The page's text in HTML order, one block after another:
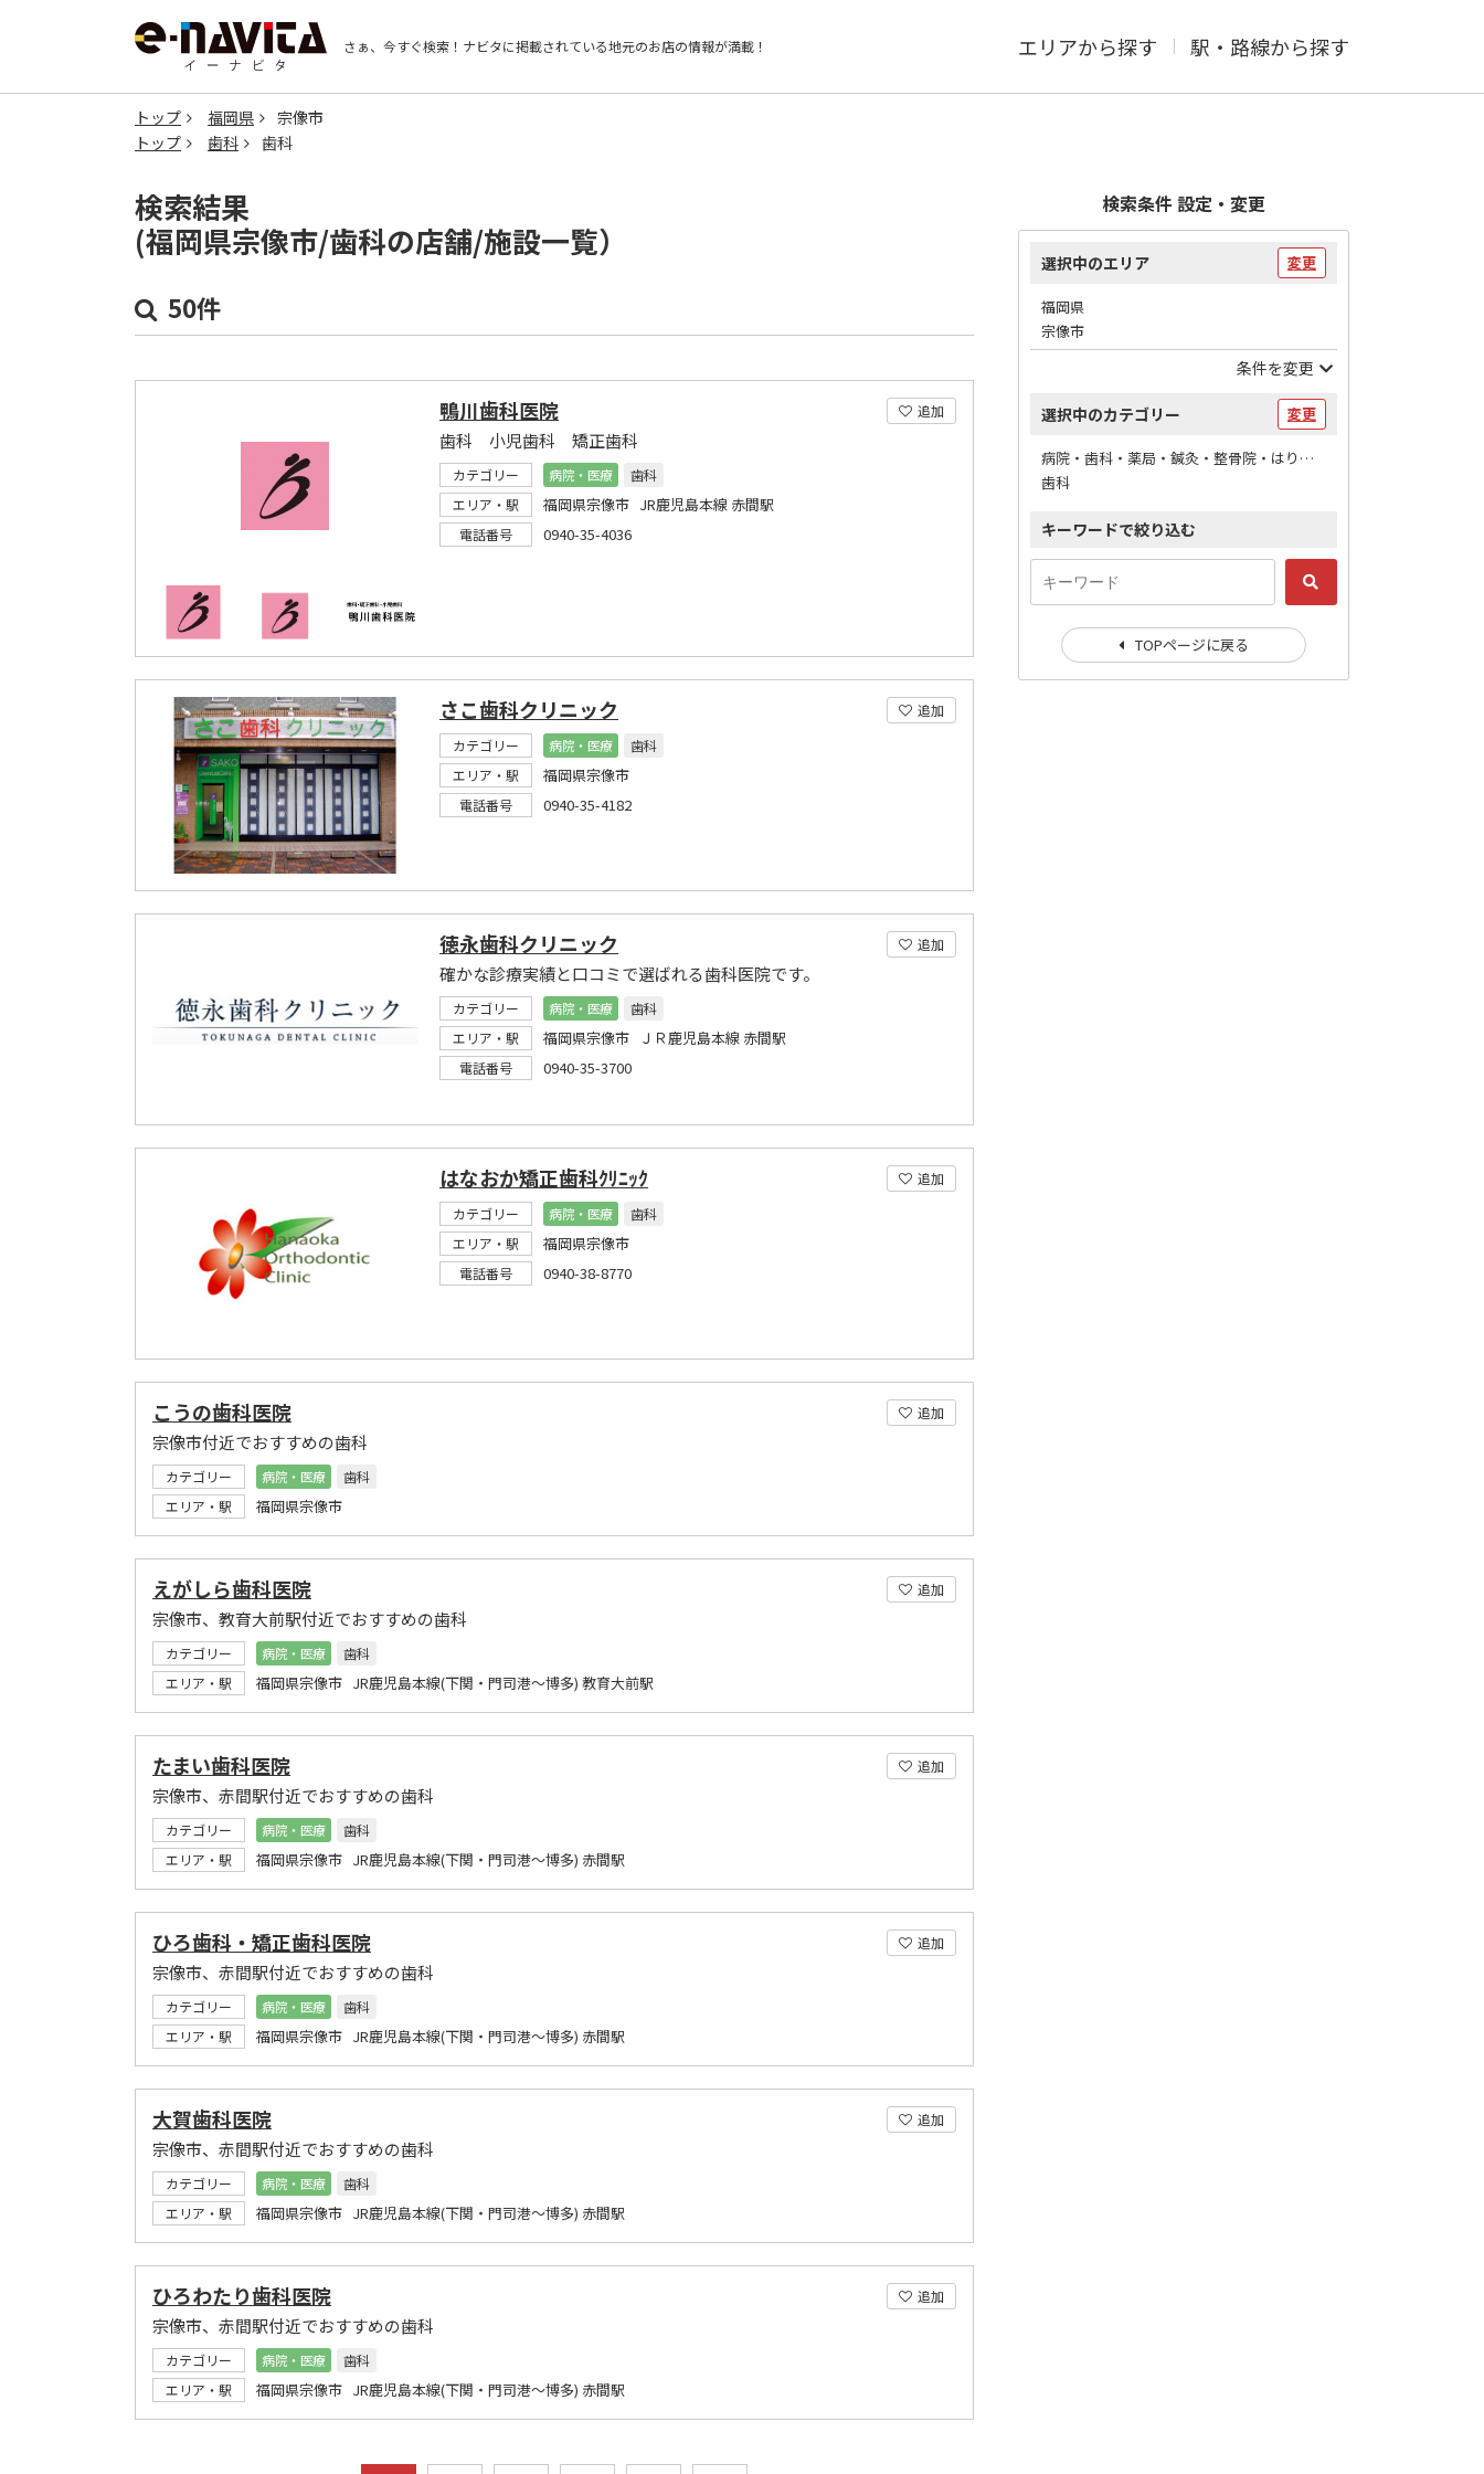
さぁ、今すぐ検索！ ナビタに掲載されている地元のお店の情報が満載！ エリアから探す 駅・路線から探す
トップ 福岡県
宗像市
トップ
歯科 歯科
検索結果
(福岡県宗像市/歯科の店舗/施設一覧）
50件
追加
鴨川歯科医院
歯科 小児歯科 矯正歯科
カテゴリー 病院・医療
歯科
エリア・駅
福岡県宗像市 JR鹿児島本線 赤間駅
電話番号 0940-35-4036
追加
さこ歯科クリニック
カテゴリー 病院・医療
歯科
エリア・駅
福岡県宗像市
電話番号 0940-35-4182
追加
徳永歯科クリニック
確かな診療実績と口コミで選ばれる歯科医院です。
カテゴリー 病院・医療
歯科
エリア・駅
福岡県宗像市 ＪＲ鹿児島本線 赤間駅
電話番号 0940-35-3700
追加
はなおか矯正歯科ｸﾘﾆｯｸ
カテゴリー 病院・医療
歯科
エリア・駅
福岡県宗像市
電話番号 0940-38-8770
追加
こうの歯科医院
宗像市付近でおすすめの歯科
カテゴリー 病院・医療
歯科
エリア・駅
福岡県宗像市
追加
えがしら歯科医院
宗像市、教育大前駅付近でおすすめの歯科
カテゴリー 病院・医療
歯科
エリア・駅
福岡県宗像市 JR鹿児島本線(下関・門司港～博多) 教育大前駅
追加
たまい歯科医院
宗像市、赤間駅付近でおすすめの歯科
カテゴリー 病院・医療
歯科
エリア・駅
福岡県宗像市 JR鹿児島本線(下関・門司港～博多) 赤間駅
追加
ひろ歯科・矯正歯科医院
宗像市、赤間駅付近でおすすめの歯科
カテゴリー 病院・医療
歯科
エリア・駅
福岡県宗像市 JR鹿児島本線(下関・門司港～博多) 赤間駅
追加
大賀歯科医院
宗像市、赤間駅付近でおすすめの歯科
カテゴリー 病院・医療
歯科
エリア・駅
福岡県宗像市 JR鹿児島本線(下関・門司港～博多) 赤間駅
追加
ひろわたり歯科医院
宗像市、赤間駅付近でおすすめの歯科
カテゴリー 病院・医療
歯科
エリア・駅
福岡県宗像市 JR鹿児島本線(下関・門司港～博多) 赤間駅
検索条件 設定・変更
選択中のエリア 変更
福岡県
宗像市
条件を変更
選択中のカテゴリー 変更
病院・歯科・薬局・鍼灸・整骨院・はりマッサージ / 歯科
歯科
キーワードで絞り込む
TOPページに戻る